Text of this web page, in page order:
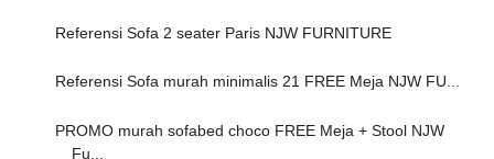
Referensi Sofa 2 seater Paris NJW FURNITURE
Referensi Sofa murah minimalis 21 FREE Meja NJW FU...
PROMO murah sofabed choco FREE Meja + Stool NJW
Fu...